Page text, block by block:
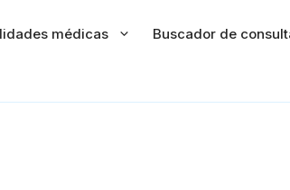
médicas Buscador de